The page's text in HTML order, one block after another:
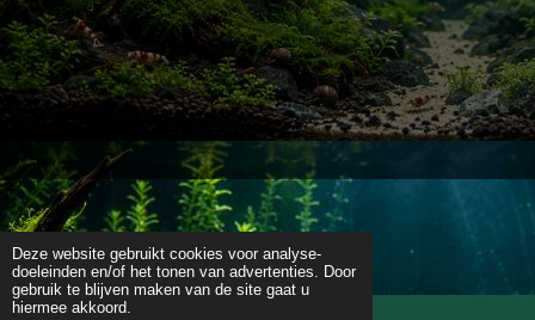
Deze website gebruikt cookies voor analyse-
doeleinden en/of het tonen van advertenties. Door
gebruik te blijven maken van de site gaat u
hiermee akkoord.